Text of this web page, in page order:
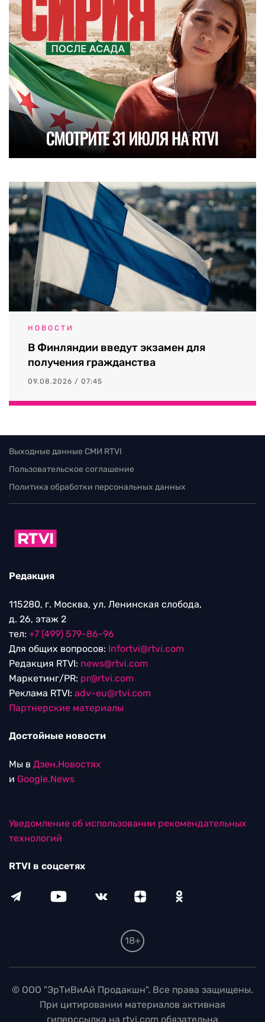
НОВОСТИ
В Финляндии введут экзамен для
получения гражданства
09.08.2026 / 07:45
Выходные данные СМИ RTVI
Пользовательское соглашение
Политика обработки персональных данных
Редакция
115280, г. Москва, ул. Ленинская слобода,
д. 26, этаж 2
тел: +7 (499) 579-86-96
Для общих вопросов: Infortvi@rtvi.com
Редакция RTVI: news@rtvi.com
Маркетинг/PR: pr@rtvi.com
Реклама RTVI: adv-eu@rtvi.com
Партнерские материалы
Достойные новости
Мы в Дзен.Новостях
и Google.News
Уведомление об использовании рекомендательных
технологий
RTVI в соцсетях
18+
© ООО "ЭрТиВиАй Продакшн". Все права защищены.
При цитировании материалов активная
гиперссылка на rtvi.com обязательна